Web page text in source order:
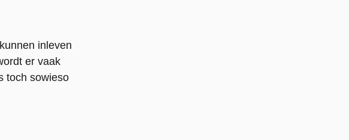
inleven
er vaak
toch sowieso